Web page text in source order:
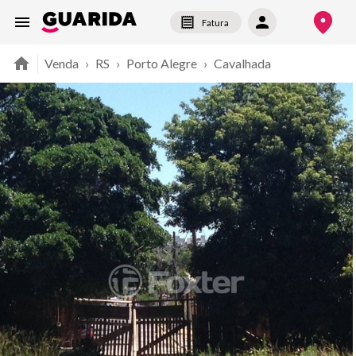
Fatura
Venda › RS › Porto Alegre › Cavalhada